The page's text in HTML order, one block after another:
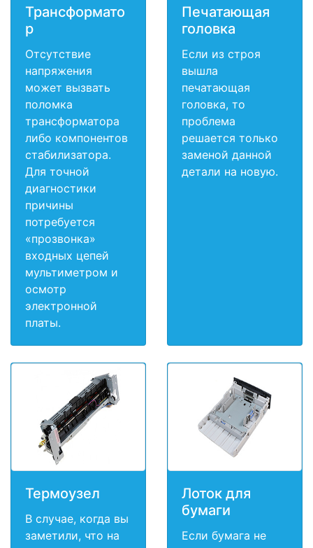
Трансформато
р
Отсутствие
напряжения
может вызвать
поломка
трансформатора
либо компонентов
стабилизатора.
Для точной
диагностики
причины
потребуется
«прозвонка»
входных цепей
мультиметром и
осмотр
электронной
платы.
Печатающая
головка
Если из строя
вышла
печатающая
головка, то
проблема
решается только
заменой данной
детали на новую.
Термоузел
В случае, когда вы
заметили, что на
Лоток для
бумаги
Если бумага не